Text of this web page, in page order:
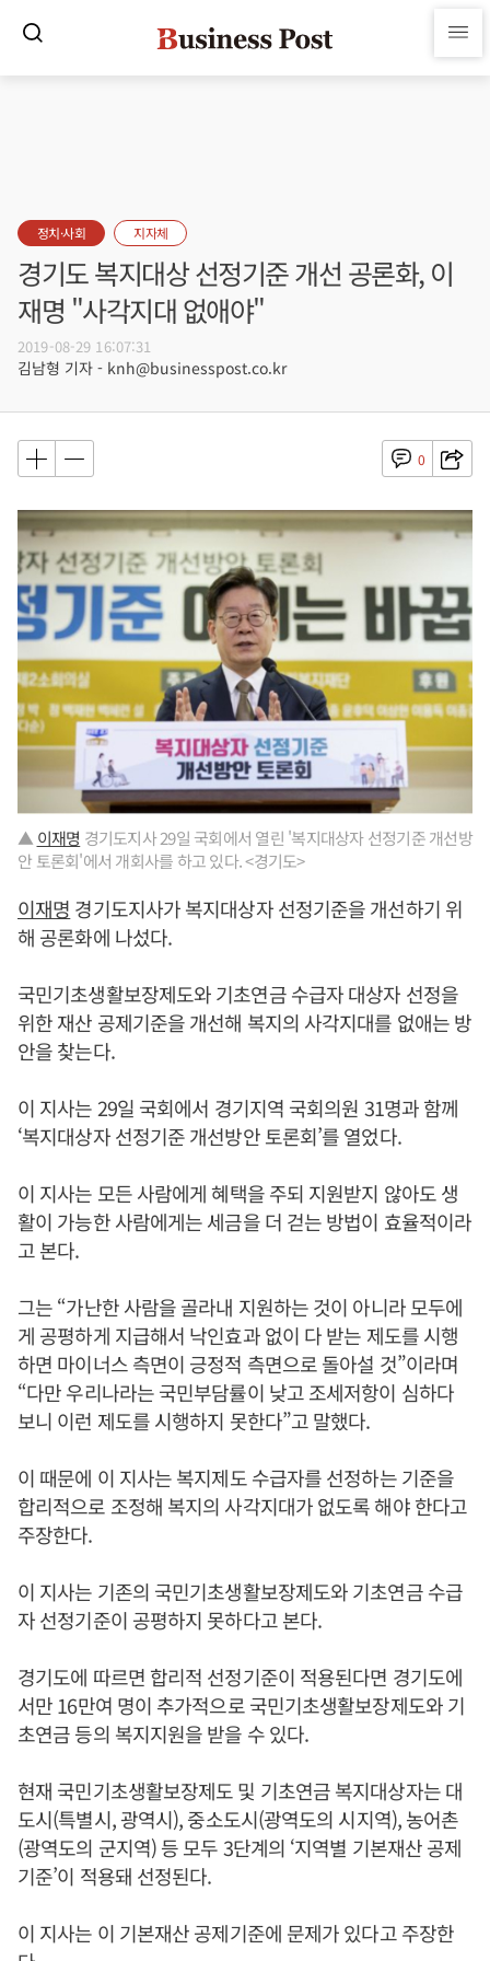
정치·사회 지자체
경기도 복지대상 선정기준 개선 공론화, 이
재명 "사각지대 없애야"
2019-08-29 16:07:31
김남형 기자 - knh@businesspost.co.kr
0
▲ 이재명 경기도지사 29일 국회에서 열린 '복지대상자 선정기준 개선방
안 토론회'에서 개회사를 하고 있다. <경기도>
이재명 경기도지사가 복지대상자 선정기준을 개선하기 위
해 공론화에 나섰다.
국민기초생활보장제도와 기초연금 수급자 대상자 선정을
위한 재산 공제기준을 개선해 복지의 사각지대를 없애는 방
안을 찾는다.
이 지사는 29일 국회에서 경기지역 국회의원 31명과 함께
‘복지대상자 선정기준 개선방안 토론회’를 열었다.
이 지사는 모든 사람에게 혜택을 주되 지원받지 않아도 생
활이 가능한 사람에게는 세금을 더 걷는 방법이 효율적이라
고 본다.
그는 “가난한 사람을 골라내 지원하는 것이 아니라 모두에
게 공평하게 지급해서 낙인효과 없이 다 받는 제도를 시행
하면 마이너스 측면이 긍정적 측면으로 돌아설 것”이라며
“다만 우리나라는 국민부담률이 낮고 조세저항이 심하다
보니 이런 제도를 시행하지 못한다”고 말했다.
이 때문에 이 지사는 복지제도 수급자를 선정하는 기준을
합리적으로 조정해 복지의 사각지대가 없도록 해야 한다고
주장한다.
이 지사는 기존의 국민기초생활보장제도와 기초연금 수급
자 선정기준이 공평하지 못하다고 본다.
경기도에 따르면 합리적 선정기준이 적용된다면 경기도에
서만 16만여 명이 추가적으로 국민기초생활보장제도와 기
초연금 등의 복지지원을 받을 수 있다.
현재 국민기초생활보장제도 및 기초연금 복지대상자는 대
도시(특별시, 광역시), 중소도시(광역도의 시지역), 농어촌
(광역도의 군지역) 등 모두 3단계의 ‘지역별 기본재산 공제
기준’이 적용돼 선정된다.
이 지사는 이 기본재산 공제기준에 문제가 있다고 주장한